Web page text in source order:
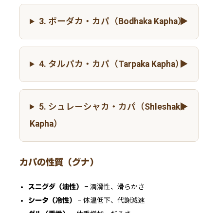
3. ボーダカ・カパ（Bodhaka Kapha）
4. タルパカ・カパ（Tarpaka Kapha）
5. シュレーシャカ・カパ（Shleshaka
Kapha）
カパの性質（グナ）
スニグダ（油性） – 潤滑性、滑らかさ
シータ（冷性） – 体温低下、代謝減速